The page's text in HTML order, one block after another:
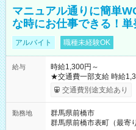
マニュアル通りに簡単
な時にお仕事できる！
アルバイト 職種未経験OK
給与
時給1,300円～
★交通費一部支給 時給1,300円～ ※試験・役割により手当あり
※勤務回数により昇給あ
り！】 希望される場合
例】 ・河合塾模擬試験
×8時間＝日収10,400円＋
交通費別途支給あり
勤務地
群馬県前橋市
群馬県前橋市表町（最寄